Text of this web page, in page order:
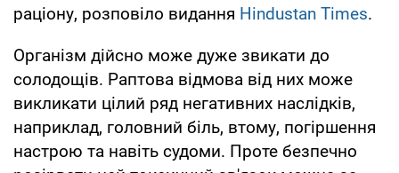
раціону, розповіло видання Hindustan Times.
Організм дійсно може дуже звикати до
солодощів. Раптова відмова від них може
викликати цілий ряд негативних наслідків,
наприклад, головний біль, втому, погіршення
настрою та навіть судоми. Проте безпечно